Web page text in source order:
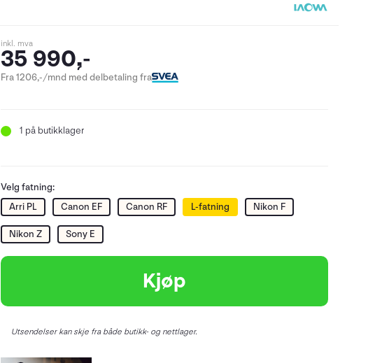
inkl. mva
35 990,-
Fra 1206,-/mnd med delbetaling fra
1 på butikklager
Velg fatning:
Arri PL
Canon EF Canon RF L-fatning Nikon F
Nikon Z Sony E
Kjøp
Utsendelser kan skje fra både butikk- og nettlager.